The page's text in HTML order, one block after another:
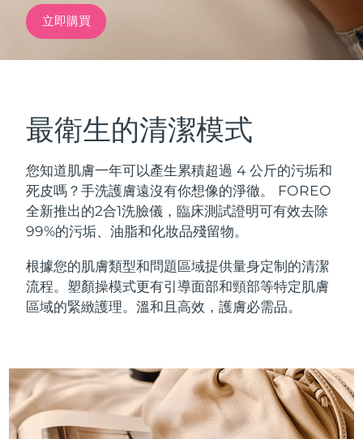
立即購買
最衛生的清潔模式
您知道肌膚一年可以產生累積超過 4 公斤的污垢和
死皮嗎？手洗護膚遠沒有你想像的淨徹。 FOREO
全新推出的2合1洗臉儀，臨床測試證明可有效去除
99%的污垢、油脂和化妝品殘留物。
根據您的肌膚類型和問題區域提供量身定制的清潔
流程。塑顏操模式更有引導面部和頸部等特定肌膚
區域的緊緻護理。溫和且高效，護膚必需品。
紅光療法
面部清潔
LUNA™ 4 套裝
Anti-aging massage
LUNA™ 4 Plus
LUNA™ 4 Men
For men, anti-aging massage
緊致提拉
BEAR™ 2 套裝
Microcurrent toning
BEAR™ 2 go
BEAR™ 2 eyes & lips
Microcurrent line smoothing device
補水保濕
UFO™ 3 套裝
UFO™ 3 LED
Near-infrared and red light therapy
device
口腔護理
issa™ 4
issa™ 4 plus
Smart hybrid silicone sonic toothbrush
抗老 LED 護理
NEW
加拿大 13/08/2026
奧地利 預計送達日期
比利時 預計送達日期 09/08/2026
百慕達 預計送達日期
波士尼亞與赫塞哥維納 預計送達日期12/08/2026
汶萊 預計送達日期14/08/2026
加拿大 預計送達日期13/08/2026
智利 預計送達日期 13/08/2026